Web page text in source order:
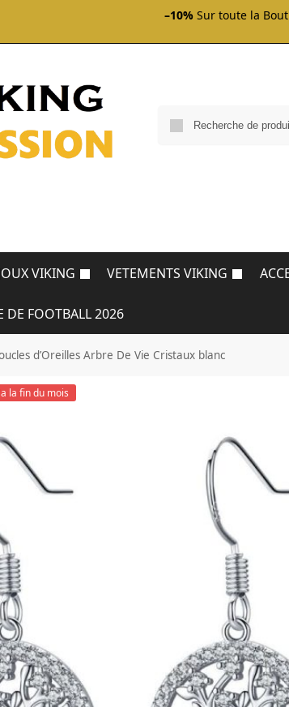
–10% Sur toute la
VIKING VETEMENTS VIKING
DE FOOTBALL 2026
d’Oreilles Arbre De Vie Cristaux blanc
la fin du mois